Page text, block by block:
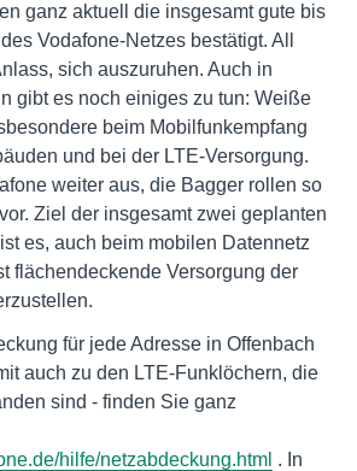
ganz aktuell die insgesamt gute bis
Vodafone-Netzes bestätigt. All
sich auszuruhen. Auch in
gibt es noch einiges zu tun: Weiße
beim Mobilfunkempfang
und bei der LTE-Versorgung.
weiter aus, die Bagger rollen so
Ziel der insgesamt zwei geplanten
es, auch beim mobilen Datennetz
flächendeckende Versorgung der
für jede Adresse in Offenbach
auch zu den LTE-Funklöchern, die
sind - finden Sie ganz
hilfe/netzabdeckung.html . In